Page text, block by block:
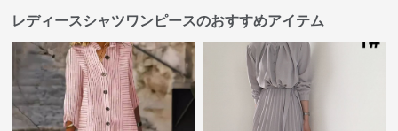
レディースシャツワンピースのおすすめアイテム